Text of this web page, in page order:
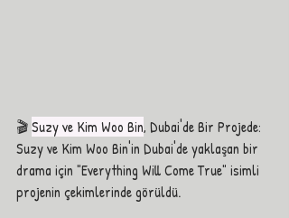
🎬 Suzy ve Kim Woo Bin, Dubai'de Bir Projede:
Suzy ve Kim Woo Bin'in Dubai'de yaklaşan bir
drama için "Everything Will Come True" isimli
projenin çekimlerinde görüldü.